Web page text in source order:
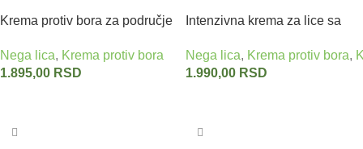
Krema protiv bora za područje
VIVAPHARM 50 ml
Nega lica, Krema protiv bora
1.895,00 RSD
Intenzivna krema za lice sa
VIVAPHARM 50 ml
Nega lica, Krema protiv bora,
1.990,00 RSD